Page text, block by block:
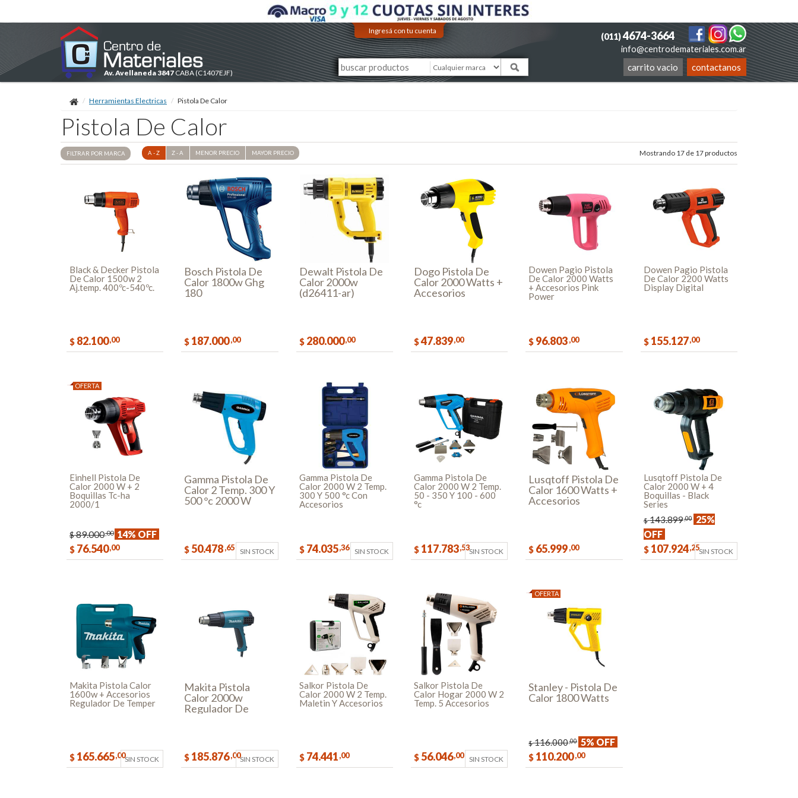
Ingresá con tu cuenta
info@centrodemateriales.com.ar
Av. Avellaneda 3847 CABA(C1407EJF)
(011)4674-3664
contactanos
carrito vacio
Herramientas Electricas Pistola De Calor
Pistola De Calor
FILTRAR POR MARCA A - Z Z - A MENOR PRECIO MAYOR PRECIO Mostrando 17 de 17 productos
Black & Decker Pistola
De Calor 1500w 2
Aj.temp. 400ºc-540ºc.
$ 82.100,00
Bosch Pistola De
Calor 1800w Ghg
180
$ 187.000,00
Dewalt Pistola De
Calor 2000w
(d26411-ar)
$ 280.000,00
Dogo Pistola De
Calor 2000 Watts +
Accesorios
$47.839,00
Dowen Pagio Pistola
De Calor 2000 Watts
+ Accesorios Pink
Power
$ 96.803 ,00
Dowen Pagio Pistola
De Calor 2200 Watts
Display Digital
$ 155.127,00
OFERTA
Einhell Pistola De
Calor 2000 W + 2
Boquillas Tc-ha
2000/1
$89.000,00 14% OFF
$ 76.540,00
Gamma Pistola De
Calor 2 Temp. 300 Y
500 °c 2000 W
$ 50.478 ,65 SIN STOCK
Gamma Pistola De
Calor 2000 W 2 Temp.
300 Y 500 °c Con
Accesorios
$ 74.035,36 SIN STOCK
Gamma Pistola De
Calor 2000 W 2 Temp.
50 - 350 Y 100 - 600
°c
$ 117.783,53SIN STOCK
Lusqtoff Pistola De
Calor 1600 Watts +
Accesorios
$ 65.999 ,00
Lusqtoff Pistola De
Calor 2000 W + 4
Boquillas - Black
Series
$ 143.899,00
25%
OFF
$ 107.924,25SIN STOCK
Makita Pistola Calor
1600w + Accesorios
Regulador De Temper
$ 165.665,00SIN STOCK
Makita Pistola
Calor 2000w
Regulador De
$ 185.876,00SIN STOCK
Salkor Pistola De
Calor 2000 W 2 Temp.
Maletin Y Accesorios
$ 74.441 ,00
Salkor Pistola De
Calor Hogar 2000 W 2
Temp. 5 Accesorios
$ 56.046,00 SIN STOCK
OFERTA
Stanley - Pistola De
Calor 1800 Watts
$ 116.000,00 5% OFF
$ 110.200,00